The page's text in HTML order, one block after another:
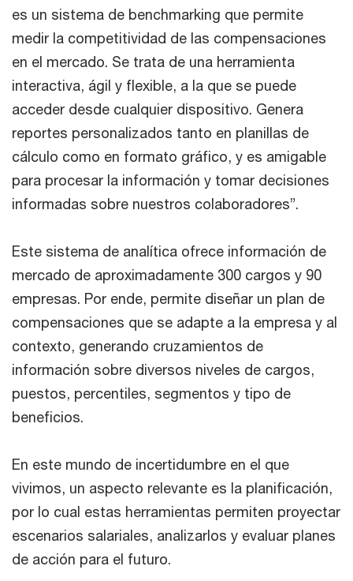
es un sistema de benchmarking que permite
medir la competitividad de las compensaciones
en el mercado. Se trata de una herramienta
interactiva, ágil y flexible, a la que se puede
acceder desde cualquier dispositivo. Genera
reportes personalizados tanto en planillas de
cálculo como en formato gráfico, y es amigable
para procesar la información y tomar decisiones
informadas sobre nuestros colaboradores”.
Este sistema de analítica ofrece información de
mercado de aproximadamente 300 cargos y 90
empresas. Por ende, permite diseñar un plan de
compensaciones que se adapte a la empresa y al
contexto, generando cruzamientos de
información sobre diversos niveles de cargos,
puestos, percentiles, segmentos y tipo de
beneficios.
En este mundo de incertidumbre en el que
vivimos, un aspecto relevante es la planificación,
por lo cual estas herramientas permiten proyectar
escenarios salariales, analizarlos y evaluar planes
de acción para el futuro.